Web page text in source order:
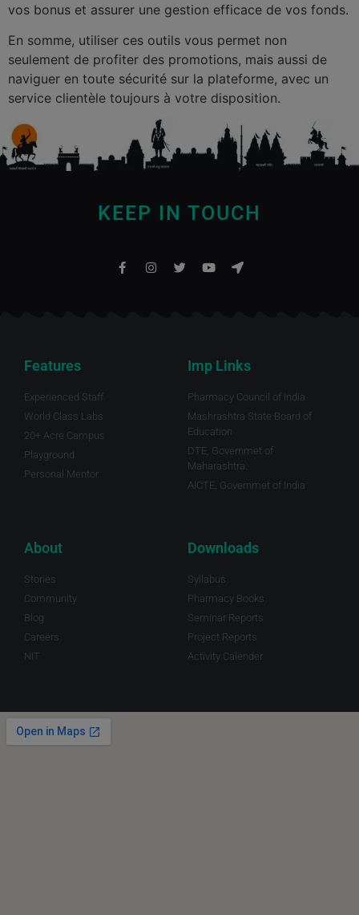
vos bonus et assurer une gestion efficace de vos fonds.
En somme, utiliser ces outils vous permet non
seulement de profiter des promotions, mais aussi de
naviguer en toute sécurité sur la plateforme, avec un
service clientèle toujours à votre disposition.
KEEP IN TOUCH
Features
Experienced Staff
World Class Labs
20+ Acre Campus
Playground
Personal Mentor
Imp Links
Pharmacy Council of India
Mashrashtra State Board of
Education
DTE, Governmet of
Maharashtra.
AICTE, Governmet of India
About
Stories
Community
Blog
Careers
NIT
Downloads
Syllabus
Pharmacy Books
Seminar Reports
Project Reports
Activity Calender